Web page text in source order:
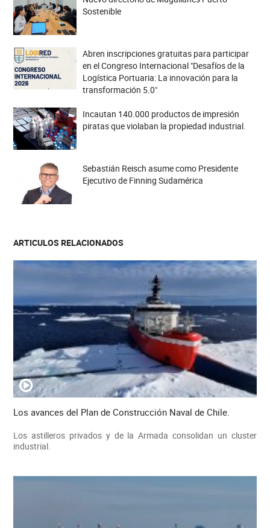
Sostenible
Abren inscripciones gratuitas para participar
en el Congreso Internacional "Desafíos de la
Logística Portuaria: La innovación para la
transformación 5.0"
Incautan 140.000 productos de impresión
piratas que violaban la propiedad industrial.
Sebastián Reisch asume como Presidente
Ejecutivo de Finning Sudamérica
ARTICULOS RELACIONADOS
Los avances del Plan de Construcción Naval de Chile.
Los astilleros privados y de la Armada consolidan un cluster
industrial.